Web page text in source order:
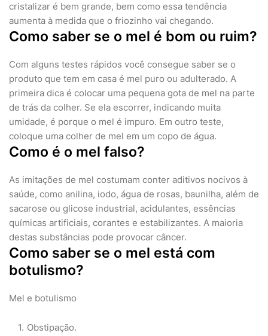
cristalizar é bem grande, bem como essa tendência
aumenta à medida que o friozinho vai chegando.
Como saber se o mel é bom ou ruim?
Com alguns testes rápidos você consegue saber se o
produto que tem em casa é mel puro ou adulterado. A
primeira dica é colocar uma pequena gota de mel na parte
de trás da colher. Se ela escorrer, indicando muita
umidade, é porque o mel é impuro. Em outro teste,
coloque uma colher de mel em um copo de água.
Como é o mel falso?
As imitações de mel costumam conter aditivos nocivos à
saúde, como anilina, iodo, água de rosas, baunilha, além de
sacarose ou glicose industrial, acidulantes, essências
químicas artificiais, corantes e estabilizantes. A maioria
destas substâncias pode provocar câncer.
Como saber se o mel está com
botulismo?
Mel e botulismo
Obstipação.